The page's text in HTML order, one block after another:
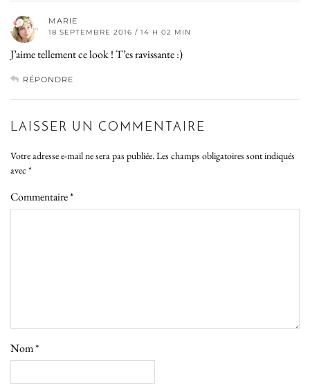
MARIE
18 SEPTEMBRE 2016 / 14 H 02 MIN
J’aime tellement ce look ! T’es ravissante :)
RÉPONDRE
LAISSER UN COMMENTAIRE
Votre adresse e-mail ne sera pas publiée.Les champs obligatoires sont indiqués
avec *
Commentaire*
Nom*